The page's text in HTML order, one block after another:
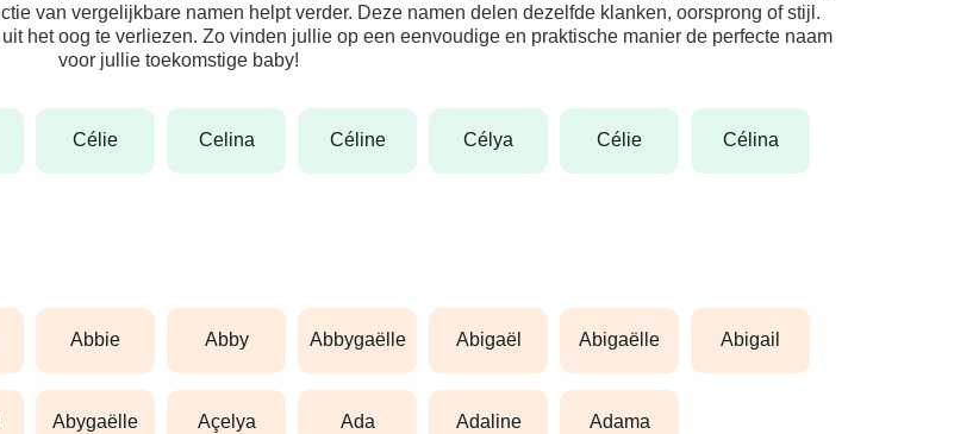
van vergelijkbare namen helpt verder. Deze namen delen dezelfde klanken, oorsprong of stijl.
het oog te verliezen. Zo vinden jullie op een eenvoudige en praktische manier de perfecte naam
voor jullie toekomstige baby!
célie celina céline célya célie célina
abbie abby abbygaëlle abigaël abigaëlle abigail
abygaëlle açelya ada adaline adama